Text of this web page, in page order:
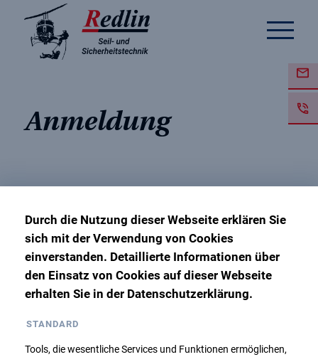
Anmeldung
Wiederholungsunterweisung
PSAgA (DGUV Regel 112-
198/199)
Ausbildungsbasis Hannover
Durch die Nutzung dieser Webseite erklären Sie
sich mit der Verwendung von Cookies
einverstanden. Detaillierte Informationen über
den Einsatz von Cookies auf dieser Webseite
erhalten Sie in der Datenschutzerklärung.
STANDARD
Tools, die wesentliche Services und Funktionen ermöglichen,